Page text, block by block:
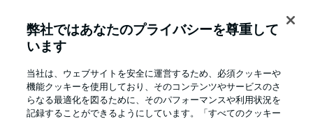
弊社ではあなたのプライバシーを尊重して
います
当社は、ウェブサイトを安全に運営するため、必須クッキーや
機能クッキーを使用しており、そのコンテンツやサービスのさ
らなる最適化を図るために、そのパフォーマンスや利用状況を
記録することができるようにしています。「すべてのクッキー